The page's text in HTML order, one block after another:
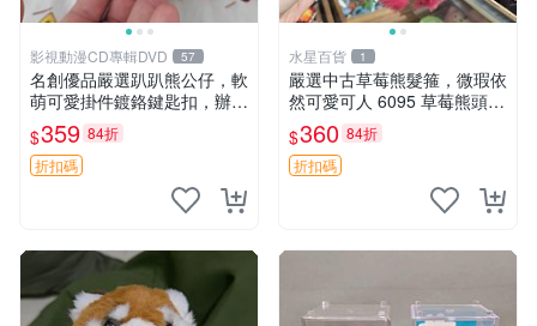
影視動漫CD專輯DVD 57
名創優品嚴選趴趴熊公仔，軟
萌可愛掛件鍍鉻鍵匙扣，辦公
放松好選擇 趴趴熊 鍍鉻鍵匙
扣 萬用掛件
$359 84折
折扣碼
水星百貨 1
嚴選中古草莓熊髮箍，微瑕依
然可愛可人 6095 草莓熊頭飾
中古髮圈 熊寶 寶寶 娃娃熊髮
箍 中古收藏 玩具髮夾
$360 84折
折扣碼